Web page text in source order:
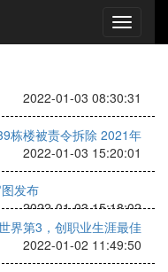
2022-01-03 08:30:31
栋楼被责令拆除 2021年
2022-01-03 15:20:01
发布
2022-01-03 15:18:02
界第3，创职业生涯最佳
2022-01-02 11:49:50